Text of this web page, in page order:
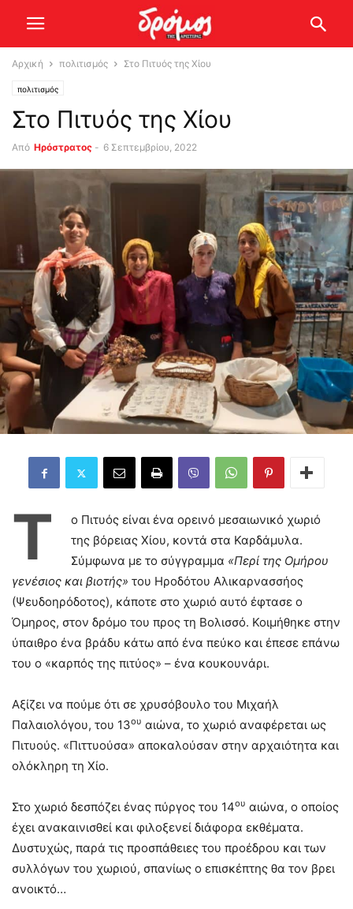
Αρχική πολιτισμός Στο Πιτυός της Χίου
πολιτισμός
Στο Πιτυός της Χίου
Από Ηρόστρατος - 6 Σεπτεμβρίου, 2022
Τ
ο Πιτυός είναι ένα ορεινό μεσαιωνικό χωριό
της βόρειας Χίου, κοντά στα Καρδάμυλα.
Σύμφωνα με το σύγγραμμα «Περί της Ομήρου
γενέσιος και βιοτής» του Ηροδότου Αλικαρνασσήος
(Ψευδοηρόδοτος), κάποτε στο χωριό αυτό έφτασε ο
Όμηρος, στον δρόμο του προς τη Βολισσό. Κοιμήθηκε στην
ύπαιθρο ένα βράδυ κάτω από ένα πεύκο και έπεσε επάνω
του ο «καρπός της πιτύος» – ένα κουκουνάρι.
Αξίζει να πούμε ότι σε χρυσόβουλο του Μιχαήλ
Παλαιολόγου, του 13ου αιώνα, το χωριό αναφέρεται ως
Πιτυούς. «Πιττυούσα» αποκαλούσαν στην αρχαιότητα και
ολόκληρη τη Χίο.
Στο χωριό δεσπόζει ένας πύργος του 14ου αιώνα, ο οποίος
έχει ανακαινισθεί και φιλοξενεί διάφορα εκθέματα.
Δυστυχώς, παρά τις προσπάθειες του προέδρου και των
συλλόγων του χωριού, σπανίως ο επισκέπτης θα τον βρει
ανοικτό…